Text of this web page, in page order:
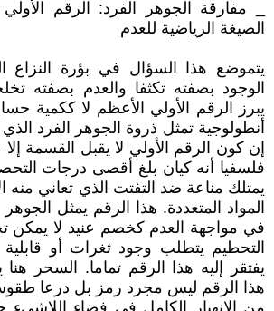
_ مفارقة الجوهر الفرد: الرقم
الصيغة الرياضية للعدم
يتموضع هذا السؤال في بؤرة النزاع
الوجود بصفته تكثفا والعدم بصفته
يبرز الرقم الأولي الأعظم لا ككمية
أنطولوجية تمثل ذروة الجوهر الفرد
إن كون الرقم الأولي لا يقبل القسمة
فلسفيا أنه كيان بلغ أقصى درجات
يمتلك مناعة ضد التفتت الذي تعاني منه
المواد المتعددة. هذا الرقم يمثل
في مواجهة العدم كخصم عنيد لا يمكن
التحطيم يتطلب وجود ثغرات أو قابلية
يفتقر إليه هذا الرقم تماما. السحر
هذا الرقم ليس مجرد رمز بل درعا